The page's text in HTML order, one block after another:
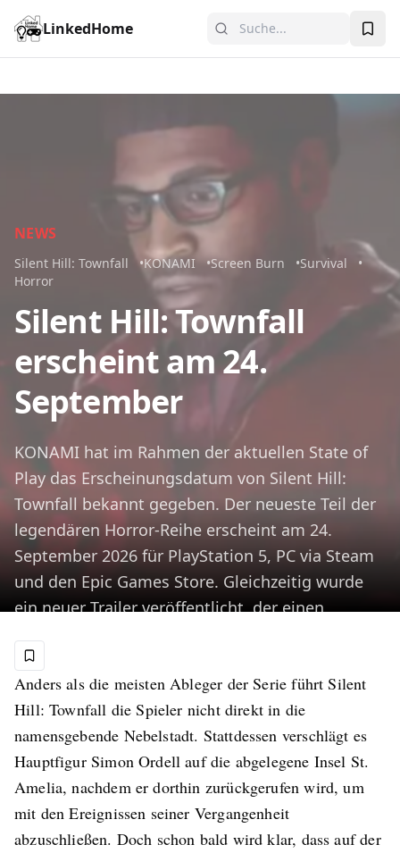
LinkedHome
NEWS
Silent Hill: Townfall KONAMI Screen Burn
Survival
Horror
Silent Hill: Townfall
erscheint am 24.
September
KONAMI hat im Rahmen der aktuellen State of
Play das Erscheinungsdatum von Silent Hill:
Townfall bekannt gegeben. Der neueste Teil der
legendären Horror-Reihe erscheint am 24.
September 2026 für PlayStation 5, PC via Steam
und den Epic Games Store. Gleichzeitig wurde
ein neuer Trailer veröffentlicht, der einen
Spiels gewährt.
Veröffentlicht am3. Juni 2026
Anders als die meisten Ableger der Serie führt Silent
Hill: Townfall die Spieler nicht direkt in die
namensgebende Nebelstadt. Stattdessen verschlägt es
Hauptfigur Simon Ordell auf die abgelegene Insel St.
Amelia, nachdem er dorthin zurückgerufen wird, um
mit den Ereignissen seiner Vergangenheit
abzuschließen. Doch schon bald wird klar, dass auf der